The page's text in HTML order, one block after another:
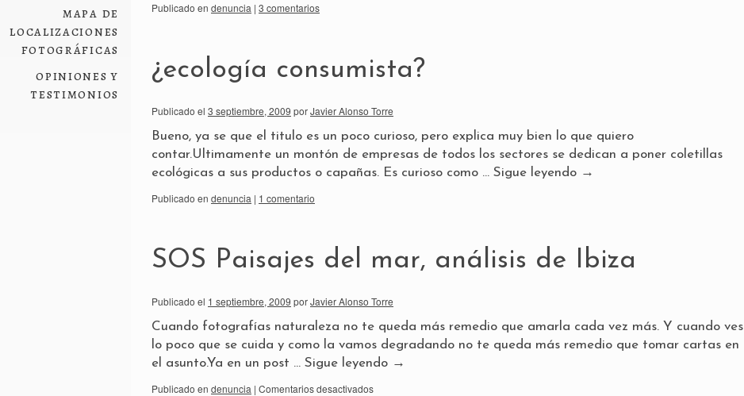
mapa de
localizaciones
fotográficas
opiniones y
testimonios
Publicado en denuncia | 3 comentarios
¿ecología consumista?
Publicado el 3 septiembre, 2009 porJavier Alonso Torre
Bueno, ya se que el titulo es un poco curioso, pero explica muy bien lo que quiero
contar.Ultimamente un montón de empresas de todos los sectores se dedican a poner coletillas
ecológicas a sus productos o capañas. Es curioso como … Sigue leyendo →
Publicado en denuncia | 1 comentario
SOS Paisajes del mar, análisis de Ibiza
Publicado el 1 septiembre, 2009 porJavier Alonso Torre
Cuando fotografías naturaleza no te queda más remedio que amarla cada vez más. Y cuando ves
lo poco que se cuida y como la vamos degradando no te queda más remedio que tomar cartas en
el asunto.Ya en un post … Sigue leyendo →
Publicado en denuncia | Comentarios desactivados